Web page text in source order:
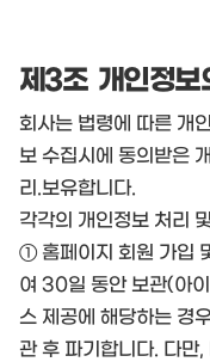
제3조 개인정보
회사는 법령에 따른 개
보 수집시에 동의받은
리.보유합니다.
각각의 개인정보 처리
① 홈페이지 회원 가입
여 30일 동안 보관(아
스 제공에 해당하는 경
관 후 파기합니다. 다만